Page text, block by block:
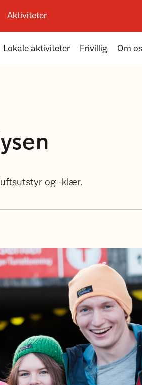
Aktiviteter
Lokale aktiviteter Frivillig Om
og -klær.